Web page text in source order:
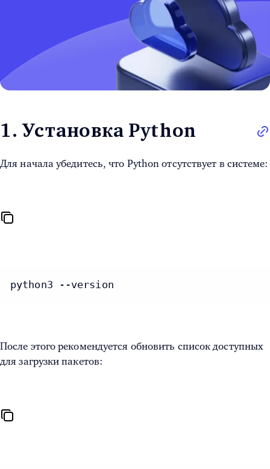
1. Установка Python
Для начала убедитесь, что Python отсутствует в системе:
python3 --version
После этого рекомендуется обновить список доступных
для загрузки пакетов: